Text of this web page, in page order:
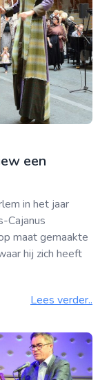
een
in het jaar
Cajanus
maat gemaakte
hij zich heeft
Lees verder..